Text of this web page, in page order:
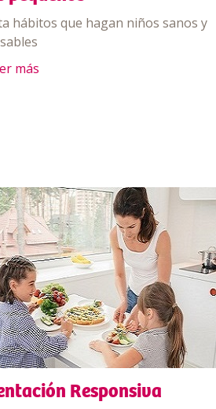
hábitos que hagan niños sanos y
más
Responsiva